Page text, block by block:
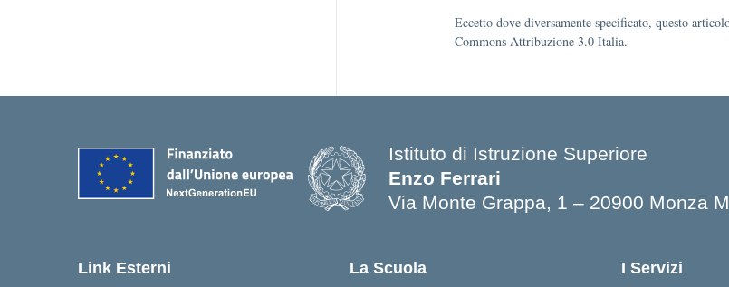
Eccetto dove diversamente specificato, questo
Commons Attribuzione 3.0 Italia.
Istituto di Istruzione Superiore
Enzo Ferrari
Via Monte Grappa, 1 – 20900 Monza
Link Esterni La Scuola I Servizi